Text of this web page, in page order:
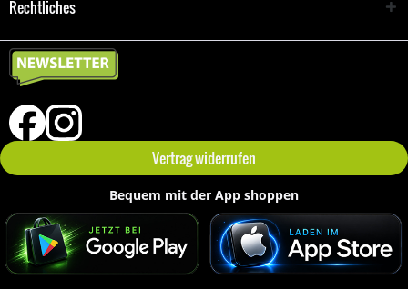
Rechtliches
Vertrag widerrufen
Bequem mit der App shoppen